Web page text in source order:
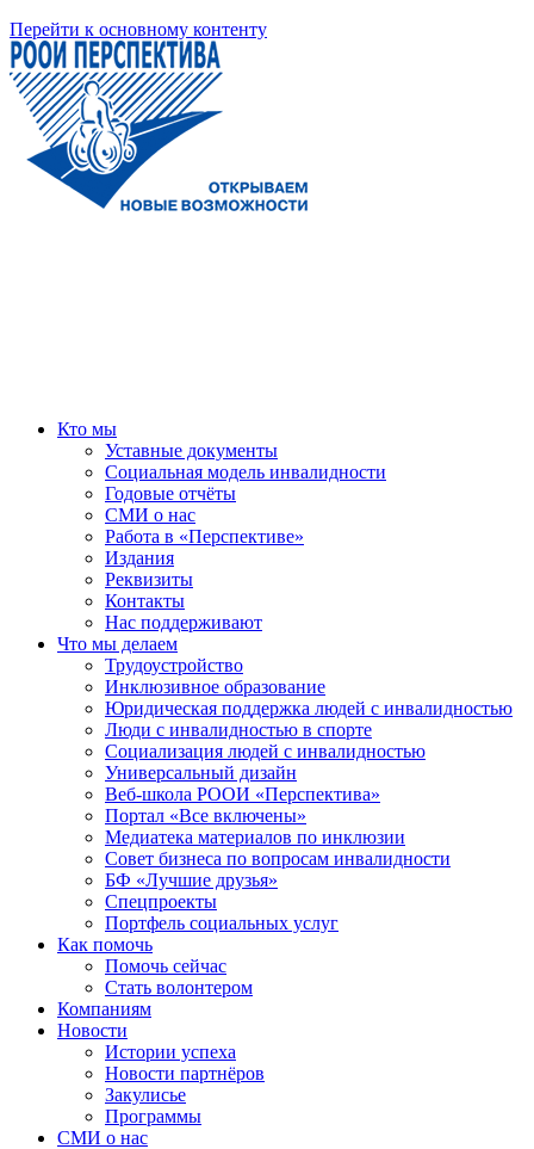
Перейти к основному контенту
Кто мы
Уставные документы
Социальная модель инвалидности
Годовые отчёты
СМИ о нас
Работа в «Перспективе»
Издания
Реквизиты
Контакты
Нас поддерживают
Что мы делаем
Трудоустройство
Инклюзивное образование
Юридическая поддержка людей с инвалидностью
Люди с инвалидностью в спорте
Социализация людей с инвалидностью
Универсальный дизайн
Веб-школа РООИ «Перспектива»
Портал «Все включены»
Медиатека материалов по инклюзии
Совет бизнеса по вопросам инвалидности
БФ «Лучшие друзья»
Спецпроекты
Портфель социальных услуг
Как помочь
Помочь сейчас
Стать волонтером
Компаниям
Новости
Истории успеха
Новости партнёров
Закулисье
Программы
СМИ о нас